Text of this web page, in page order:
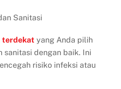
Sanitasi
terdekat yang Anda pilih
sanitasi dengan baik. Ini
risiko infeksi atau